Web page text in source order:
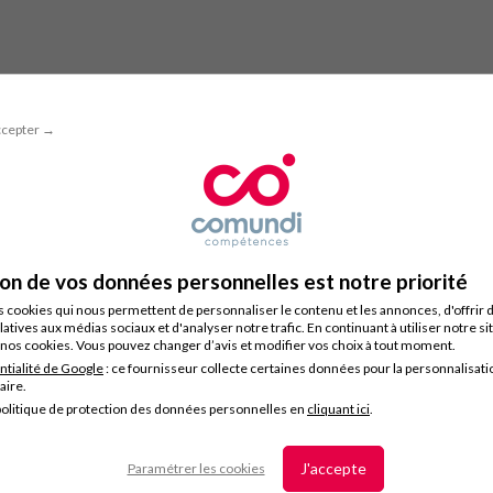
→
de vos données personnelles est notre priorité
cookies qui nous permettent de personnaliser le contenu et les annonces, d'offrir
aux médias sociaux et d'analyser notre trafic. En continuant à utiliser notre
cookies. Vous pouvez changer d’avis et modifier vos choix à tout moment.
de Google: ce fournisseur collecte certaines données pour la
de protection des données personnelles en cliquant ici.
Paramétrer les cookies J'accepte